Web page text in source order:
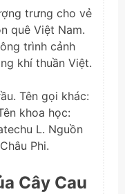
trưng cho vẻ
quê Việt Nam.
trình cảnh
khí thuần Việt.
Tên gọi khác:
khoa học:
L. Nguồn
Phi.
Cây Cau